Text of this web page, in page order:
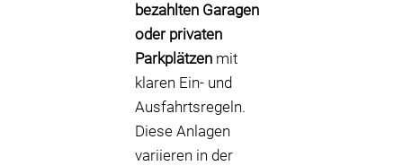
bezahlten Garagen
oder privaten
Parkplätzen mit
klaren Ein- und
Ausfahrtsregeln.
Diese Anlagen
variieren in der